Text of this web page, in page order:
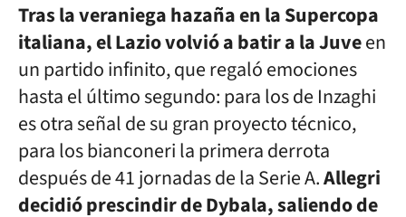
Tras la veraniega hazaña en la Supercopa
italiana, el Lazio volvió a batir a la Juveen
un partido infinito, que regaló emociones
hasta el último segundo: para los de Inzaghi
es otra señal de su gran proyecto técnico,
para los bianconeri la primera derrota
después de 41 jornadas de la Serie A.Allegri
decidió prescindir de Dybala, saliendo de